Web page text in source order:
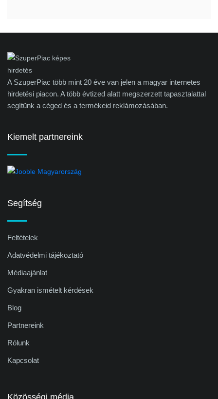
A SzuperPiac több mint 20 éve van jelen a magyar internetes
hirdetési piacon. A több évtized alatt megszerzett tapasztalattal
segítünk a céged és a termékeid reklámozásában.
Kiemelt partnereink
Segítség
Feltételek
Adatvédelmi tájékoztató
Médiaajánlat
Gyakran ismételt kérdések
Blog
Partnereink
Rólunk
Kapcsolat
Közösségi média